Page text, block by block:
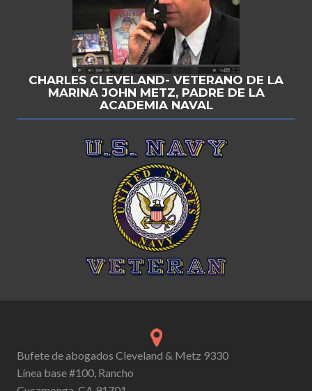
CHARLES CLEVELAND- VETERANO DE LA
MARINA JOHN METZ, PADRE DE LA
ACADEMIA NAVAL
Bufete de abogados Cleveland & Metz 9330
Línea base #100, Rancho